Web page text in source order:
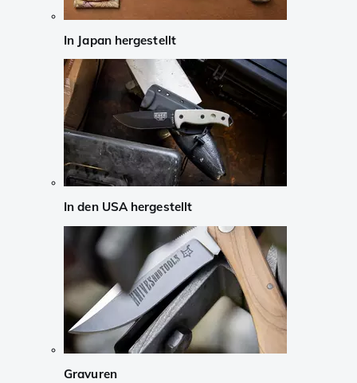
In Japan hergestellt
In den USA hergestellt
Gravuren